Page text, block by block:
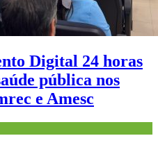
Digital 24 horas
pública nos
e Amesc